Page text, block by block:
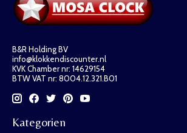
B&R Holding BV
info@klokkendiscounter.nl
KVK Chamber nr: 14629154
BTW VAT nr: 8004.12.321.B01
Kategorien